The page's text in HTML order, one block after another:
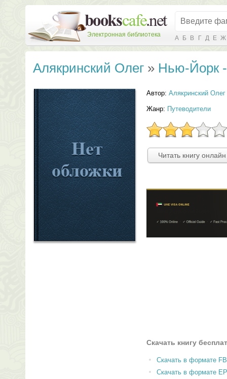
Электронная библиотека А Б В Г Д Е Ж
Алякринский Олег » Нью-Йорк
Автор: Алякринский Олег
Жанр: Путеводители
Читать книгу
Скачать книгу
Скачать в формате
Скачать в формате